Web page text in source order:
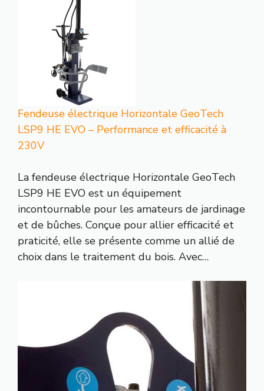
Fendeuse électrique Horizontale GeoTech
LSP9 HE EVO – Performance et efficacité à
230V
La fendeuse électrique Horizontale GeoTech
LSP9 HE EVO est un équipement
incontournable pour les amateurs de jardinage
et de bûches. Conçue pour allier efficacité et
praticité, elle se présente comme un allié de
choix dans le traitement du bois. Avec…